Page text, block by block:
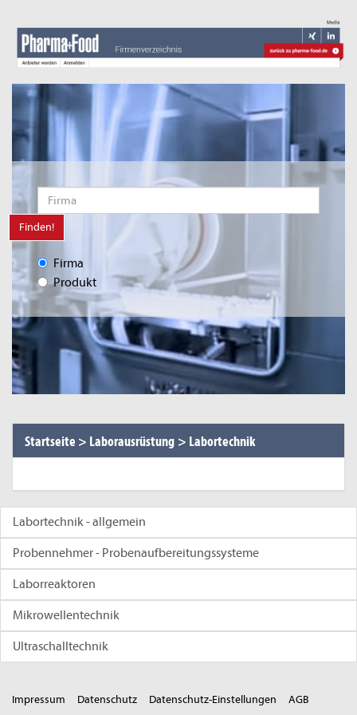
Finden!
Firma
Produkt
Startseite > Laborausrüstung > Labortechnik
Labortechnik - allgemein
Probennehmer - Probenaufbereitungssysteme
Laborreaktoren
Mikrowellentechnik
Ultraschalltechnik
Impressum Datenschutz Datenschutz-Einstellungen AGB